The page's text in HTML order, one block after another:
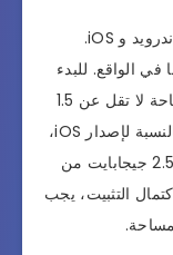
يمكن لعب GTA Vice City على منصات أندرويد و iOS.
الواقع. للبدء
بنظام أندرويد، يحتاج المستخدمون إلى مساحة لا تقل عن 1.5
جيجابايت لتنزيل لعبة Vice City وتثبيتها. بالنسبة لإصدار iOS،
يحتاج العملاء إلى توفر مساحة تبلغ حوالي 2.5 جيجابايت من
التثبيت، يجب